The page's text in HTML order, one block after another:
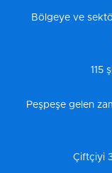
Bölgeye ve
115
Peşpeşe gelen
Çiftçiyi